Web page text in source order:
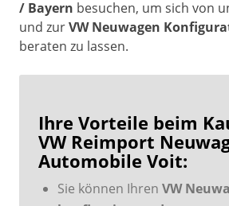
/ Bayern besuchen, um sich von
und zurVW Neuwagen
beraten zu lassen.
Ihre Vorteile beim
VW Reimport
Automobile Voit:
Sie können Ihren VW